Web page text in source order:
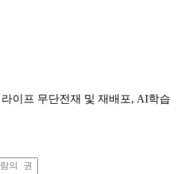
이프 무단전재 및 재배포, AI학습